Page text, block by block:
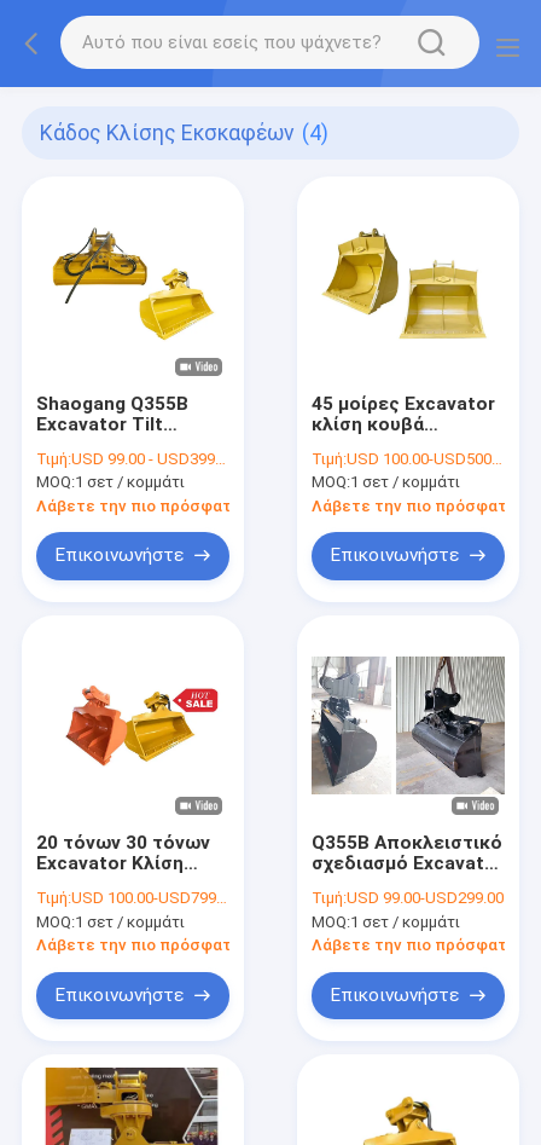
Κάδος Κλίσης Εκσκαφέων (4)
Shaogang Q355B
Excavator Tilt
ανασκαφή άμμου
Τιμή:USD 99.00 - USD3999.00
MOQ:1 σετ / κομμάτι
Λάβετε την πιο πρόσφατη τιμή
Επικοινωνήστε
45 μοίρες Excavator
κλίση κουβά
κουβά 800mm
Τιμή:USD 100.00-USD500.00
MOQ:1 σετ / κομμάτι
Λάβετε την πιο πρόσφατη
Επικοινωνήστε
20 τόνων 30 τόνων
Excavator Κλίση
υδραυλική κλίση
κουβά excavator
κουβά excavator
Τιμή:USD 100.00-USD7999.00
MOQ:1 σετ / κομμάτι
Λάβετε την πιο πρόσφατη τιμή
Επικοινωνήστε
Q355B Αποκλειστικό
σχεδιασμό Excavator
Hitachi Komatsu
Εξοπλισμός
Τιμή:USD 99.00-USD299.00
MOQ:1 σετ / κομμάτι
Λάβετε την πιο πρόσφατη
Επικοινωνήστε